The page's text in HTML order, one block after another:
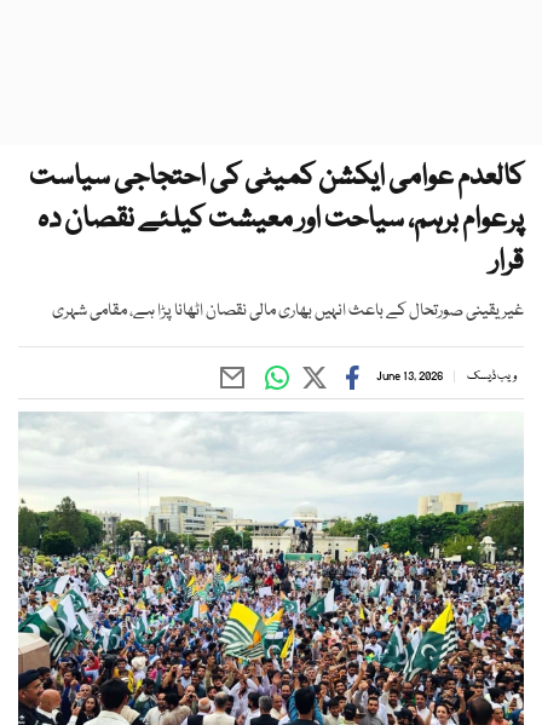
کالعدم عوامی ایکشن کمیٹی کی احتجاجی سیاست
پرعوام برہم، سیاحت اور معیشت کیلئے نقصان دہ
قرار
غیر یقینی صورتحال کے باعث انہیں بھاری مالی نقصان اٹھانا پڑا ہے، مقامی شہری
ویب ڈیسک June 13, 2026